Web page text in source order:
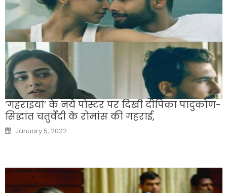
‘गहराइयां’ के नये पोस्टर पर दिखी दीपिका पादुकोण-
सिद्धांत चतुर्वेदी के रोमांस की गहराई,
Posted
on
January 5, 2022